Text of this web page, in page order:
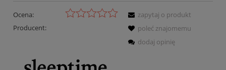
Ocena:
Producent:
zapytaj o produkt
poleć znajomemu
dodaj opinię